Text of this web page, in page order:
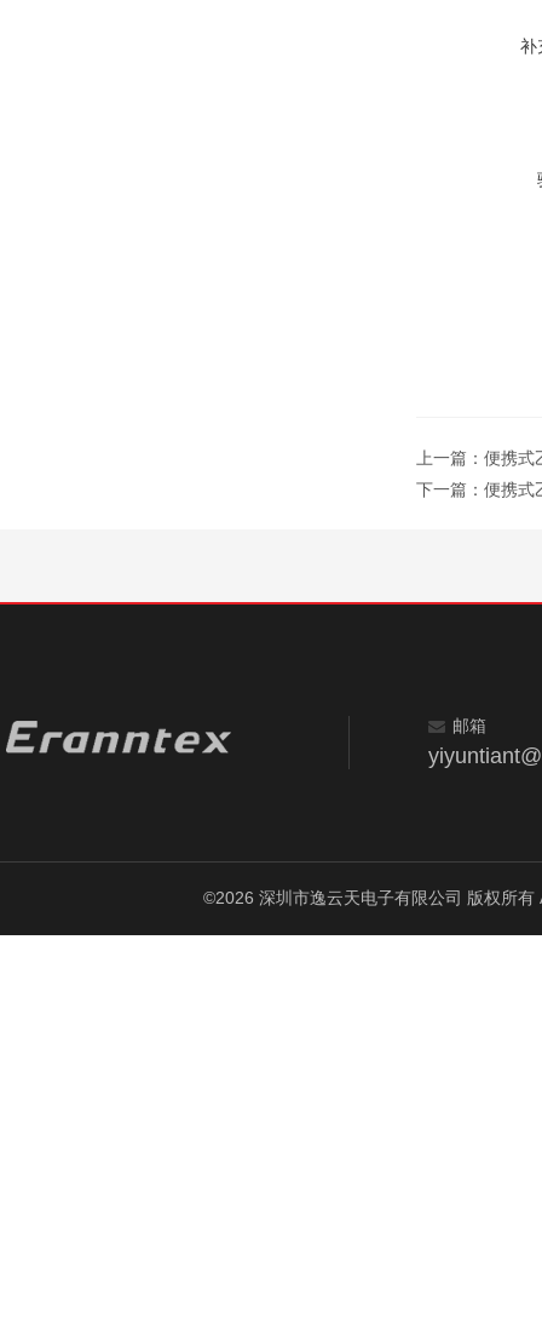
补
上一篇： 便携式
下一篇： 便携式
邮箱
©2026 深圳市逸云天电子有限公司 版权所有